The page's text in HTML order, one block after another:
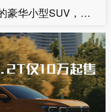
豆车一分钟：最安全的豪华小型SUV，全进口32万起，比BBA有诚意